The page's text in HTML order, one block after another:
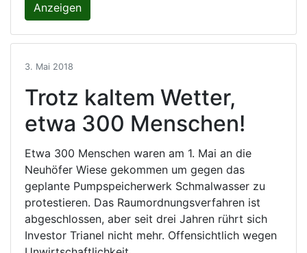
Anzeigen
3. Mai 2018
Trotz kaltem Wetter,
etwa 300 Menschen!
Etwa 300 Menschen waren am 1. Mai an die
Neuhöfer Wiese gekommen um gegen das
geplante Pumpspeicherwerk Schmalwasser zu
protestieren. Das Raumordnungsverfahren ist
abgeschlossen, aber seit drei Jahren rührt sich
Investor Trianel nicht mehr. Offensichtlich wegen